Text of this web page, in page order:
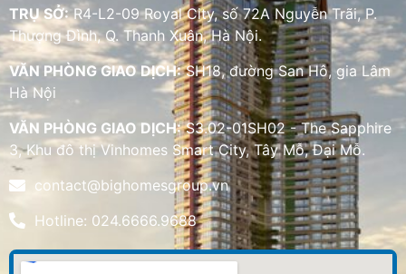
TRỤ SỞ:R4-L2-09 Royal City, số 72A Nguyễn Trãi, P.
Thượng Đình, Q. Thanh Xuân, Hà Nội.
VĂN PHÒNG GIAO DỊCH:SH18, đường San Hô, gia Lâm
Hà Nội
VĂN PHÒNG GIAO DỊCH:S3.02-01SH02 - The Sapphire
3, Khu đô thị Vinhomes Smart City, Tây Mỗ, Đại Mỗ.
contact@bighomesgroup.vn
Hotline: 024.6666.9688